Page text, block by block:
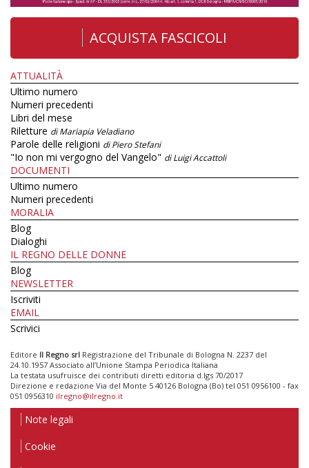
ACQUISTA FASCICOLI
ATTUALITÀ
Ultimo numero
Numeri precedenti
Libri del mese
Riletture di Mariapia Veladiano
Parole delle religioni di Piero Stefani
"Io non mi vergogno del Vangelo" di Luigi Accattoli
DOCUMENTI
Ultimo numero
Numeri precedenti
MORALIA
Blog
Dialoghi
IL REGNO DELLE DONNE
Blog
NEWSLETTER
Iscriviti
EMAIL
Scrivici
Editore Il Regno srl Registrazione del Tribunale di Bologna N. 2237 del
24.10.1957 Associato all’Unione Stampa Periodica Italiana
La testata usufruisce dei contributi diretti editoria d.lgs 70/2017
Direzione e redazione Via del Monte 5 40126 Bologna (Bo) tel 051 0956100 - fax
051 0956310 ilregno@ilregno.it
Note legali
Cookie